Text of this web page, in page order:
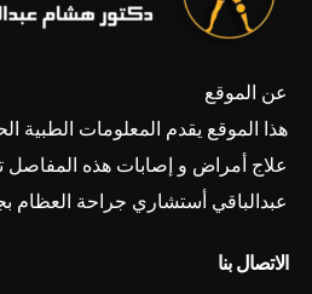
عن الموقع
هذا الموقع يقدم المعلومات
علاج أمراض و إصابات هذه
عبدالباقي أستشاري جراحة
الاتصال بنا